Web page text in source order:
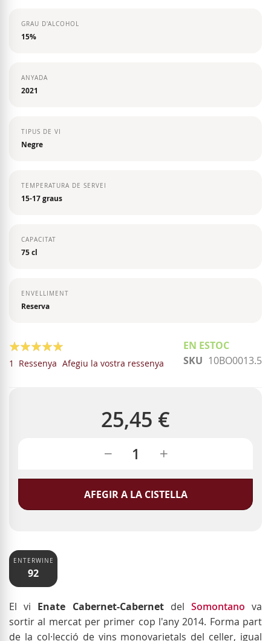
GRAU D'ALCOHOL
15%
ANYADA
2021
TIPUS DE VI
Negre
TEMPERATURA DE SERVEI
15-17 graus
CAPACITAT
75 cl
ENVELLIMENT
Reserva
Valoració:
100
% of100
1 Ressenya Afegiu la vostra ressenya
EN ESTOC
SKU 10BO0013.5
25,45 €
AFEGIR A LA CISTELLA
ENTERWINE
92
El vi Enate Cabernet-Cabernetdel Somontano va
sortir al mercat per primer cop l'any 2014. Forma part
de la col·lecció de vins monovarietals del celler, igual